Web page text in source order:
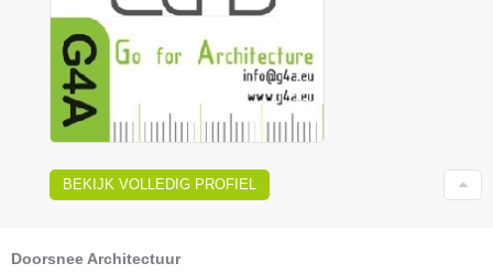
BEKIJK VOLLEDIG PROFIEL
Doorsnee Architectuur